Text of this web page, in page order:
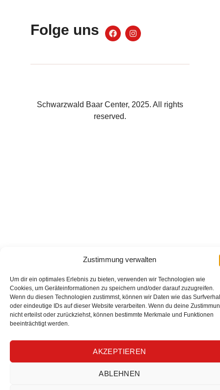
Zustimmung verwalten
Um dir ein optimales Erlebnis zu bieten, verwenden wir Technologien wie
Cookies, um Geräteinformationen zu speichern und/oder darauf zuzugreifen.
Wenn du diesen Technologien zustimmst, können wir Daten wie das
oder eindeutige IDs auf dieser Website verarbeiten. Wenn du deine
nicht erteilst oder zurückziehst, können bestimmte Merkmale und Funktionen
beeinträchtigt werden.
AKZEPTIEREN
ABLEHNEN
Folge uns
Schwarzwald Baar Center, 2025. All rights
reserved.